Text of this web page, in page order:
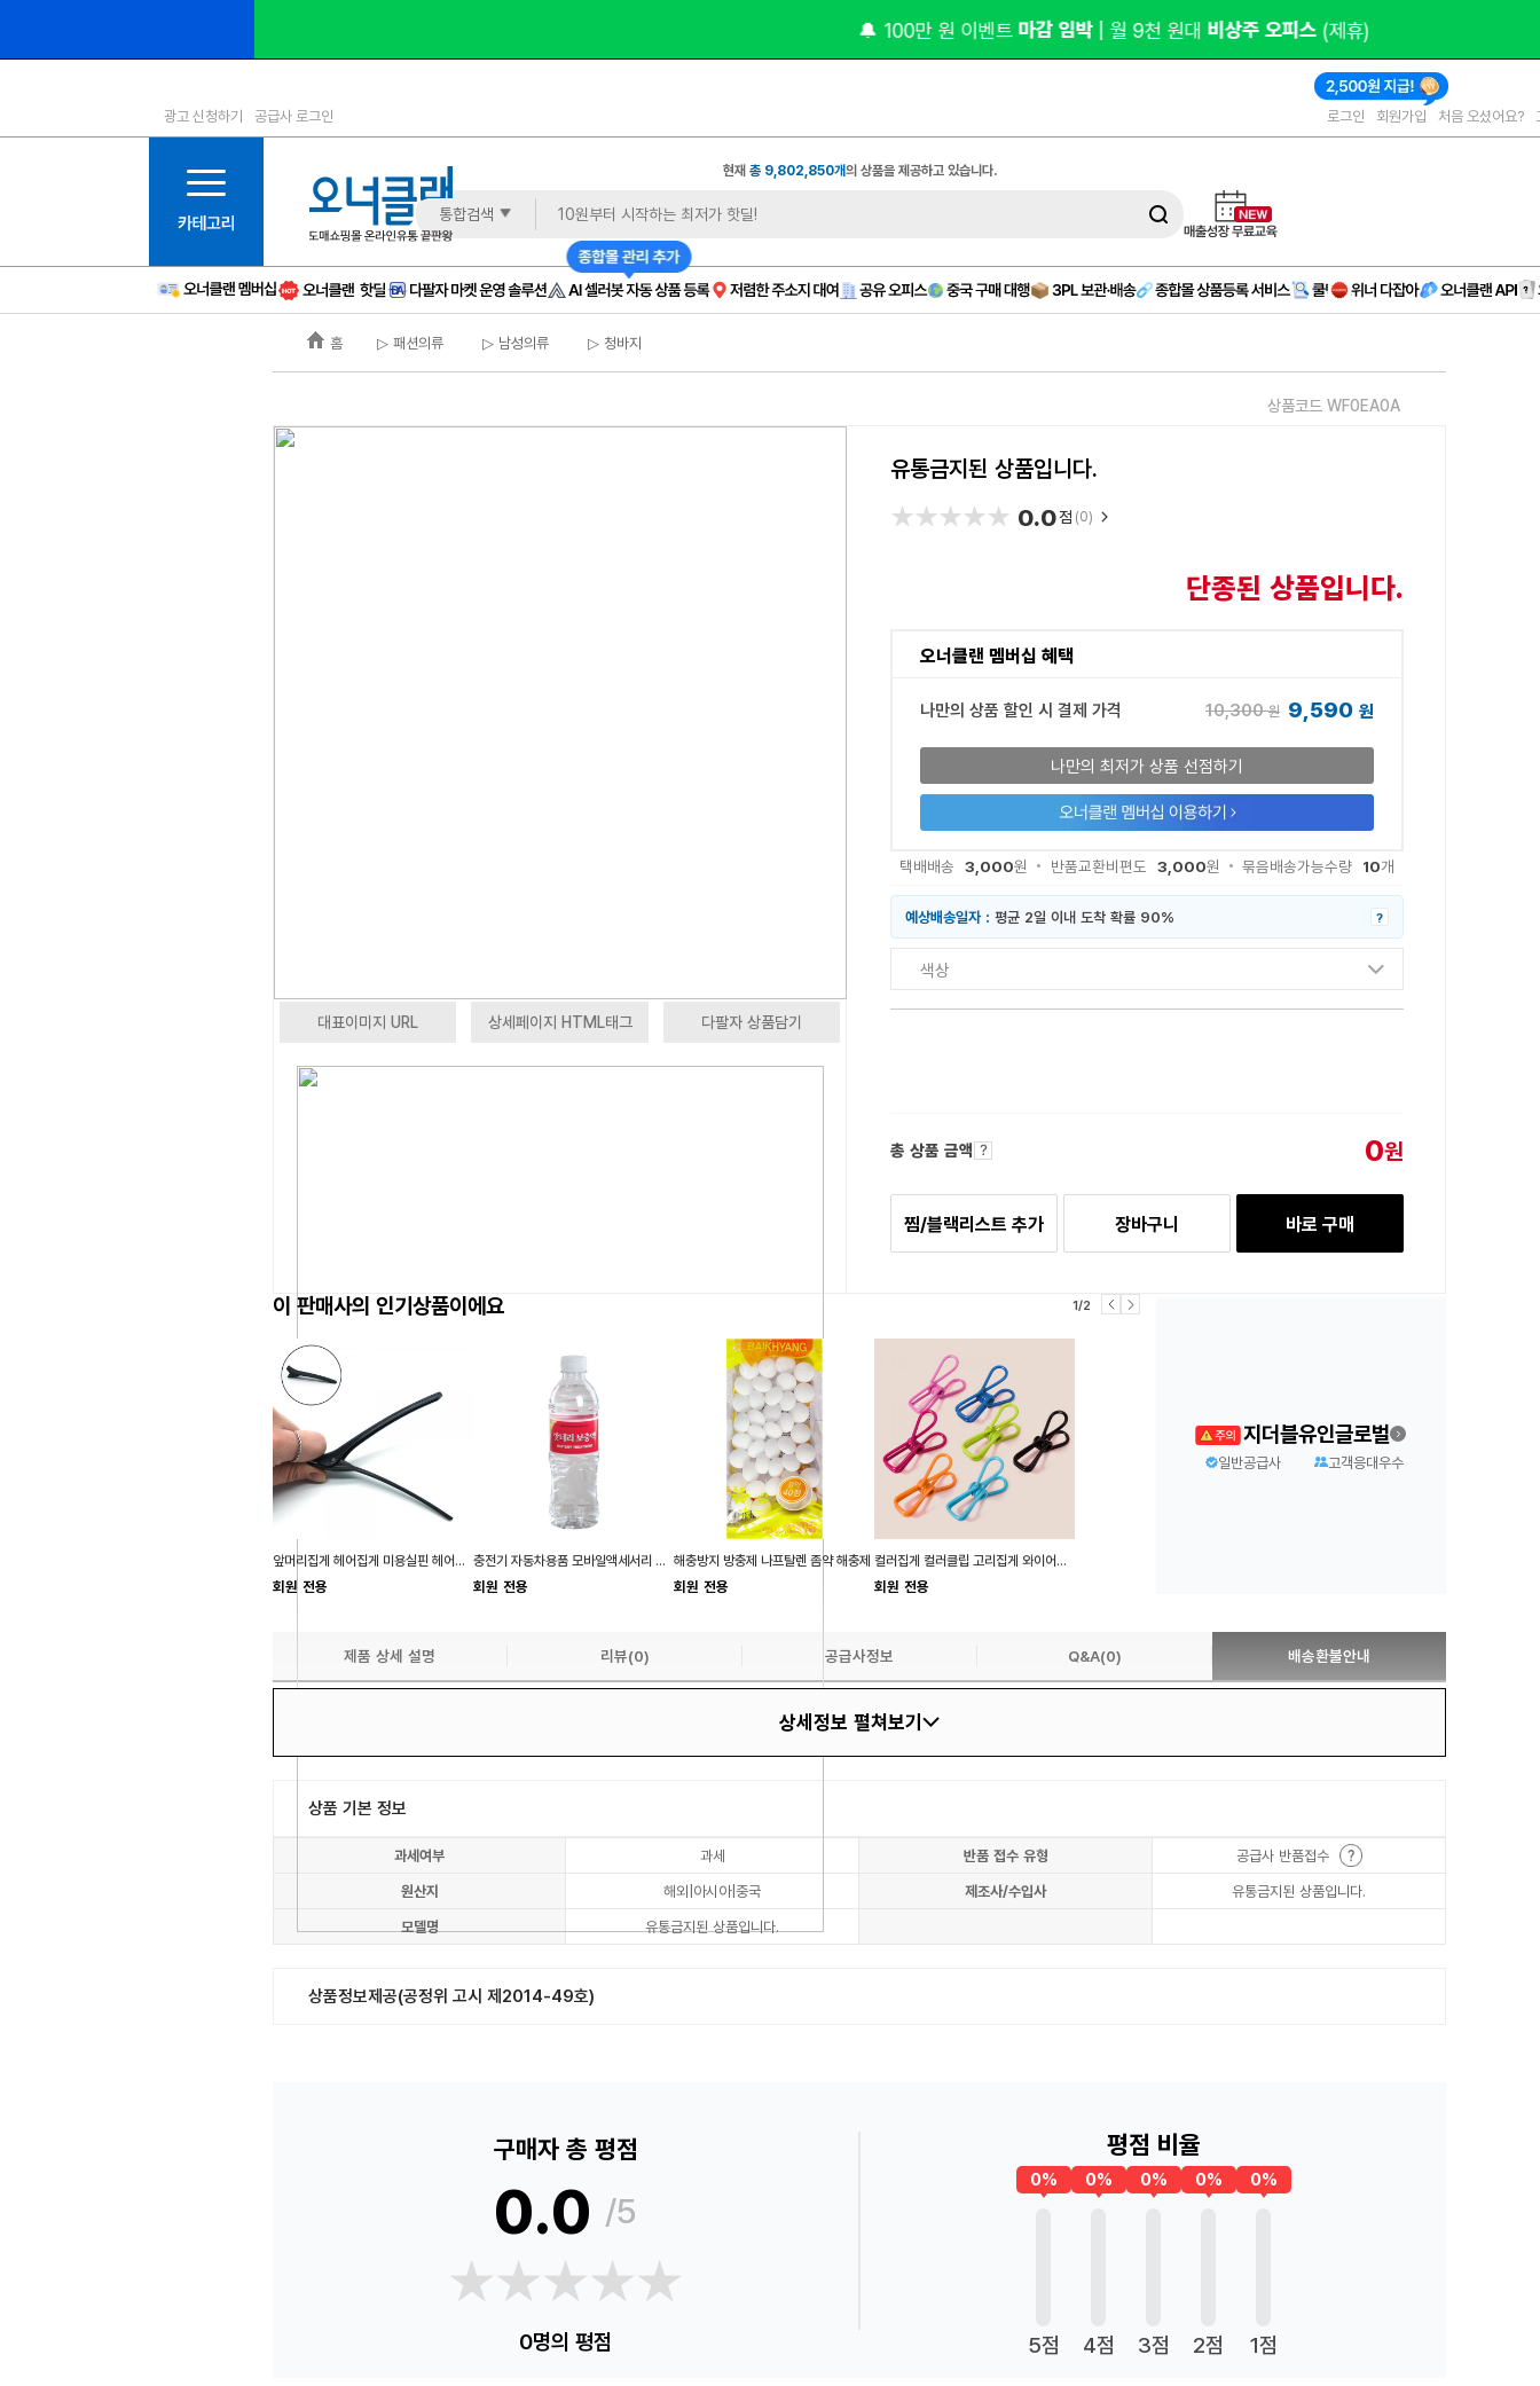
1등급
6등급
11등급
12등급
15등급
16등급
| 월 9천 원대 비상주 오피스 (제휴)
광고 신청하기 공급사 로그인 로그인 회원가입 처음 오셨어요?
현재총 9,802,850개의 상품을 제공하고 있습니다.
통합검색
홈 ▷ 패션의류 ▷ 남성의류 ▷ 청바지
상품코드 WF0EA0A
대표이미지 URL 상세페이지 HTML태그 다팔자 상품담기
유통금지된 상품입니다.
★★★★★
★★★★★ 0.0점 (0)
단종된 상품입니다.
오너클랜 멤버십 혜택
나만의 상품 할인 시 결제 가격 10,300원 9,590 원
나만의 최저가 상품 선점하기
택배배송 3,000원 반품교환비편도 3,000원 묶음배송가능수량 10개
예상배송일자 : 평균 2일 이내 도착 확률 90% ?
색상
총 상품 금액 0원
찜/블랙리스트 추가 장바구니 바로 구매
이 판매사의 인기상품이에요 1/2
앞머리집게 헤어집게 미용실핀 헤어핀 미용헤어핀
회원 전용
충전기 자동차용품 모바일액세서리 공구용품 공구
회원 전용
해충방지 방충제 나프탈렌 좀약 해충제
회원 전용
컬러집게 컬러클립 고리집게 와이어클립 와이어집게
회원 전용
지더블유인글로벌
일반공급사 고객응대우수
제품 상세 설명 리뷰(0) 공급사정보 Q&A(0) 배송환불안내
유통금지된 상품입니다. 상세정보 펼쳐보기
상품 기본 정보
과세여부 과세 반품 접수 유형
공급사 반품접수
원산지
해외|아시아|중국 제조사/수입사
유통금지된 상품입니다.
모델명
유통금지된 상품입니다.
상품정보제공(공정위 고시 제2014-49호)
구매자 총 평점
0.0 /5
★★★★★
★★★★★
0명의 평점
평점 비율
0%
5점
0%
4점
0%
3점
0%
2점
0%
1점